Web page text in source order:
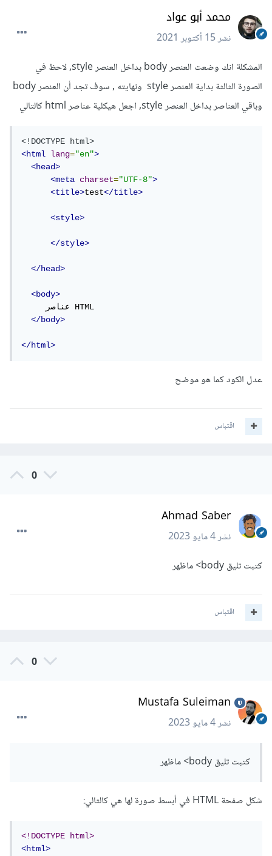
محمد أبو عواد
نشر15 أكتوبر 2021
المشكلة انك وضعت العنصر body بداخل العنصر style, لاحظ في
الصورة الثالثة بداية العنصر style ونهايته , سوف تجد أن العنصر body
وباقي العناصر بداخل العنصر style, اجعل هيكلية عناصر html كالتالي
<!DOCTYPE html>
<html
lang="en">
<head>
<meta
charset="UTF-8">
<title>test</title>
<style>
</style>
</head>
<body>
</body>
</html>
عدل الكود كما هو موضح
اقتباس
0
Ahmad Saber
نشر4 مايو 2023
كتبت تليق body> ماظهر
اقتباس
0
Mustafa Suleiman
نشر4 مايو 2023
كتبت تليق body> ماظهر
شكل صفحة HTML في أبسط صورة لها هي كالتالي:
<!DOCTYPE html>
<html>